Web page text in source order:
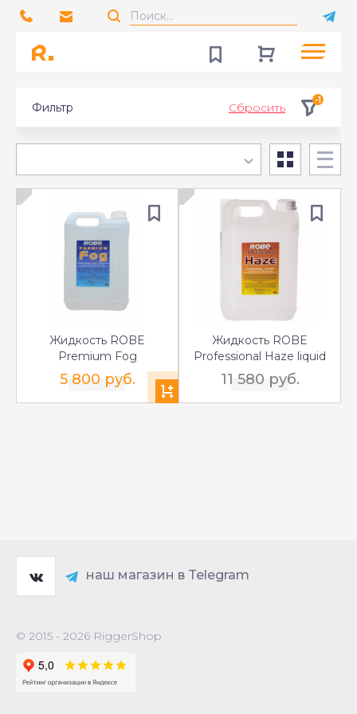
Фильтр Сбросить
-1
Жидкость ROBE
Premium Fog
5 800 руб.
Жидкость ROBE
Professional Haze liquid
11 580 руб.
наш магазин в Telegram
© 2015 - 2026 RiggerShop